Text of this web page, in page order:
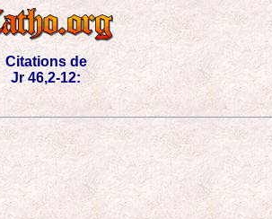
Citations de
Jr 46,2-12: